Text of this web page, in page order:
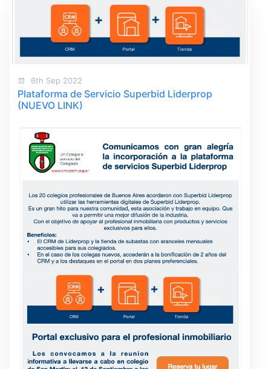
6th Sep 2022
Plataforma de Servicio Superbid Liderprop
(NUEVO LINK)